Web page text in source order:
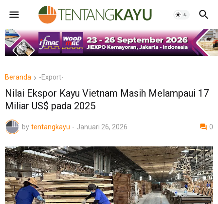
Beranda -Export-
Nilai Ekspor Kayu Vietnam Masih Melampaui 17
Miliar US$ pada 2025
by tentangkayu - Januari 26, 2026 0